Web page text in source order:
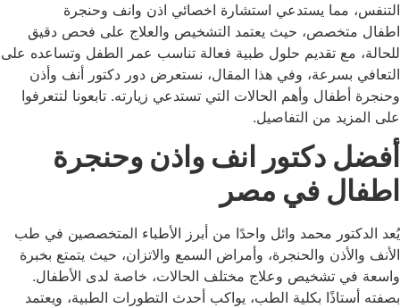
التنفس، مما يستدعي استشارة اخصائي اذن وانف وحنجرة
اطفال متخصص، حيث يعتمد التشخيص والعلاج على فحص دقيق
للحالة، مع تقديم حلول طبية فعالة تناسب عمر الطفل وتساعده على
التعافي بسرعة، وفي هذا المقال، نستعرض دور دكتور أنف وأذن
وحنجرة أطفال وأهم الحالات التي تستدعي زيارته. تابعونا لتتعرفوا
على المزيد من التفاصيل.
أفضل دكتور انف واذن وحنجرة
اطفال في مصر
يُعد الدكتور محمد وائل واحدًا من أبرز الأطباء المتخصصين في طب
الأنف والأذن والحنجرة، وأمراض السمع والاتزان، حيث يتمتع بخبرة
واسعة في تشخيص وعلاج مختلف الحالات، خاصة لدى الأطفال.
بصفته أستاذًا بكلية الطب، يواكب أحدث التطورات الطبية، ويعتمد